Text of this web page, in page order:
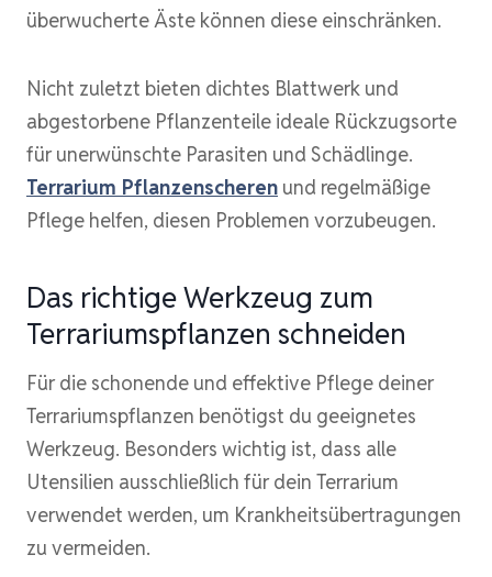
überwucherte Äste können diese einschränken.
Nicht zuletzt bieten dichtes Blattwerk und
abgestorbene Pflanzenteile ideale Rückzugsorte
für unerwünschte Parasiten und Schädlinge.
Terrarium Pflanzenscheren und regelmäßige
Pflege helfen, diesen Problemen vorzubeugen.
Das richtige Werkzeug zum
Terrariumspflanzen schneiden
Für die schonende und effektive Pflege deiner
Terrariumspflanzen benötigst du geeignetes
Werkzeug. Besonders wichtig ist, dass alle
Utensilien ausschließlich für dein Terrarium
verwendet werden, um Krankheitsübertragungen
zu vermeiden.